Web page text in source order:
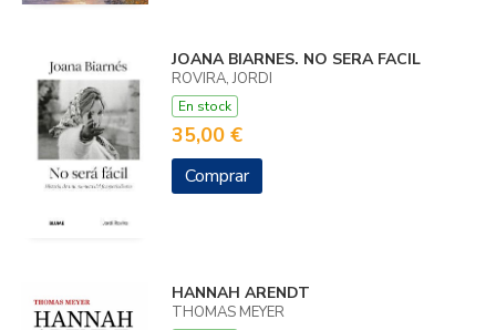
JOANA BIARNES. NO SERA FACIL
ROVIRA, JORDI
En stock
35,00 €
Comprar
HANNAH ARENDT
THOMAS MEYER